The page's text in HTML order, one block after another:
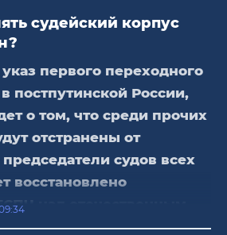
платить налоги
ввиду их низкой
делегировали
дани с местного
доходы страны,
страны за границу.
минимума, чтобы только
а тем, кому нечем будет
будут делать зачет
судейский корпус
первого переходного
постпутинской России,
о том, что среди прочих
отстранены от
судов всех
восстановлено
над отечественным